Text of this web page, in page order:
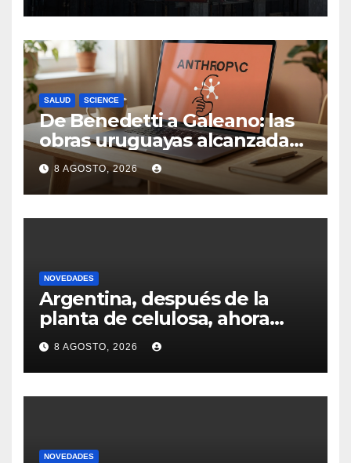
sector tiene sus
particularidades
SALUD SCIENCE
De Benedetti a Galeano: las
obras uruguayas alcanzadas
por la demanda colectiva de
US$ 1.500 millones contra
Anthropic
8 AGOSTO, 2026
NOVEDADES
Argentina, después de la
planta de celulosa, ahora
busca cerrar la inversión por
un nuevo aserradero
8 AGOSTO, 2026
NOVEDADES